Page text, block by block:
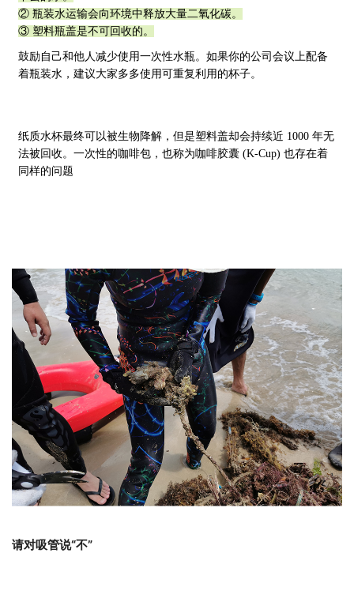
② 瓶装水运输会向环境中释放大量二氧化碳。
③ 塑料瓶盖是不可回收的。
鼓励自己和他人减少使用一次性水瓶。如果你的公司会议上配备
着瓶装水，建议大家多多使用可重复利用的杯子。
纸质水杯最终可以被生物降解，但是塑料盖却会持续近 1000 年无
法被回收。一次性的咖啡包，也称为咖啡胶囊 (K-Cup) 也存在着
同样的问题
请对吸管说“不”